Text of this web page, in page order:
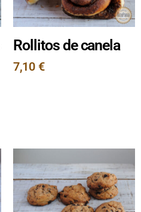
Rollitos de canela
7,10 €